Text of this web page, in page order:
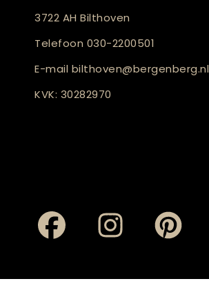
3722 AH Bilthoven
Telefoon 030-2200501
E-mail bilthoven@bergenberg.nl
KVK: 30282970